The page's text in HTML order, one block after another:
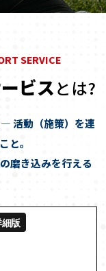
ビスとは?
活動（施策）を連
と。
磨き込みを行える